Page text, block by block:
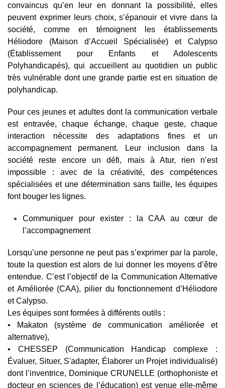
convaincus qu’en leur en donnant la possibilité, elles
peuvent exprimer leurs choix, s’épanouir et vivre dans la
société, comme en témoignent les établissements
Héliodore (Maison d’Accueil Spécialisée) et Calypso
(Établissement pour Enfants et Adolescents
Polyhandicapés), qui accueillent au quotidien un public
très vulnérable dont une grande partie est en situation de
polyhandicap.
Pour ces jeunes et adultes dont la communication verbale
est entravée, chaque échange, chaque geste, chaque
interaction nécessite des adaptations fines et un
accompagnement permanent. Leur inclusion dans la
société reste encore un défi, mais à Atur, rien n’est
impossible : avec de la créativité, des compétences
spécialisées et une détermination sans faille, les équipes
font bouger les lignes.
Communiquer pour exister : la CAA au cœur de
l’accompagnement
Lorsqu’une personne ne peut pas s’exprimer par la parole,
toute la question est alors de lui donner les moyens d’être
entendue. C’est l’objectif de la Communication Alternative
et Améliorée (CAA), pilier du fonctionnement d’Héliodore
et Calypso.
Les équipes sont formées à différents outils :
• Makaton (système de communication améliorée et
alternative),
• CHESSEP (Communication Handicap complexe :
Évaluer, Situer, S'adapter, Élaborer un Projet individualisé)
dont l’inventrice, Dominique CRUNELLE (orthophoniste et
docteur en sciences de l’éducation) est venue elle-même